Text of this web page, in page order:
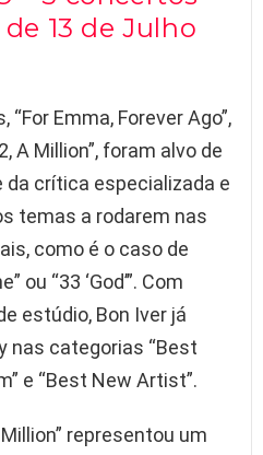
13 de Julho
Emma, Forever Ago”,
A Million”, foram alvo de
crítica especializada e
temas a rodarem nas
como é o caso de
ou “33 ‘God’”. Com
estúdio, Bon Iver já
nas categorias “Best
e “Best New Artist”.
representou um